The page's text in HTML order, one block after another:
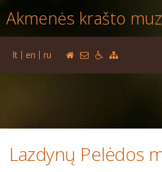
Akmenės krašto
lt en ru
Lazdynų Pelėdos